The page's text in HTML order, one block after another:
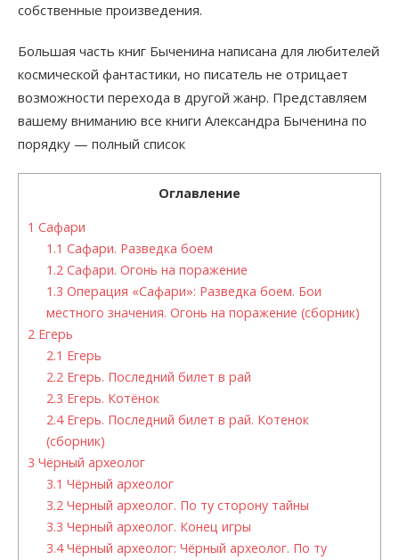
собственные произведения.
Большая часть книг Быченина написана для любителей
космической фантастики, но писатель не отрицает
возможности перехода в другой жанр. Представляем
вашему вниманию все книги Александра Быченина по
порядку — полный список
Оглавление
1 Сафари
1.1 Сафари. Разведка боем
1.2 Сафари. Огонь на поражение
1.3 Операция «Сафари»: Разведка боем. Бои
местного значения. Огонь на поражение (сборник)
2 Егерь
2.1 Егерь
2.2 Егерь. Последний билет в рай
2.3 Егерь. Котёнок
2.4Егерь. Последний билет в рай. Котенок
(сборник)
3 Чёрный археолог
3.1 Чёрный археолог
3.2 Черный археолог. По ту сторону тайны
3.3 Черный археолог. Конец игры
3.4Чёрный археолог: Чёрный археолог. По ту